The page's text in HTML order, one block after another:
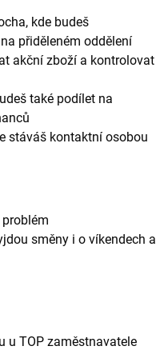
kde budeš
přiděleném oddělení
akční zboží a kontrolovat
také podílet na
stáváš kontaktní osobou
směny i o víkendech a
u TOP zaměstnavatele